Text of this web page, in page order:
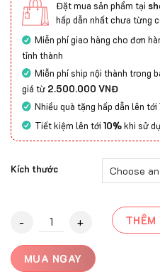
Đặt mua sản phẩm tại
hấp dẫn nhất chưa từng
Miễn phí giao hàng cho đơn
tỉnh thành
Miễn phí ship nội thành trong
giá từ 2.500.000 VNĐ
Nhiều quà tặng hấp dẫn lên tới
Tiết kiệm lên tới10%khi sử
Kích thước
Thảm Lông Dài 5D-AB2002
THÊM
MUA NGAY